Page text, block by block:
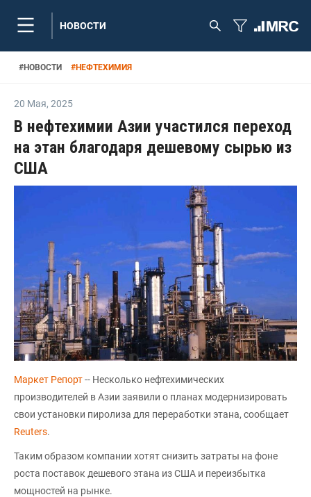
НОВОСТИ
#НОВОСТИ #НЕФТЕХИМИЯ
20 Мая, 2025
В нефтехимии Азии участился переход
на этан благодаря дешевому сырью из
США
Маркет Репорт-- Несколько нефтехимических
производителей в Азии заявили о планах модернизировать
свои установки пиролиза для переработки этана, сообщает
Reuters.
Таким образом компании хотят снизить затраты на фоне
роста поставок дешевого этана из США и переизбытка
мощностей на рынке.